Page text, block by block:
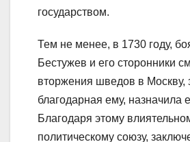
государством.
Тем не менее, в 1730 году,
Бестужев и его сторонники
вторжения шведов в Москву,
благодарная ему, назначила
Благодаря этому
политическому союзу,